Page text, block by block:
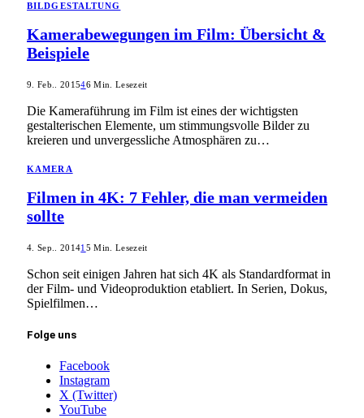
BILDGESTALTUNG
Kamerabewegungen im Film: Übersicht &
Beispiele
9. Feb.. 201546 Min. Lesezeit
Die Kameraführung im Film ist eines der wichtigsten
gestalterischen Elemente, um stimmungsvolle Bilder zu
kreieren und unvergessliche Atmosphären zu…
KAMERA
Filmen in 4K: 7 Fehler, die man vermeiden
sollte
4. Sep.. 20141 5 Min. Lesezeit
Schon seit einigen Jahren hat sich 4K als Standardformat in
der Film- und Videoproduktion etabliert. In Serien, Dokus,
Spielfilmen…
Folge uns
Facebook
Instagram
X (Twitter)
YouTube